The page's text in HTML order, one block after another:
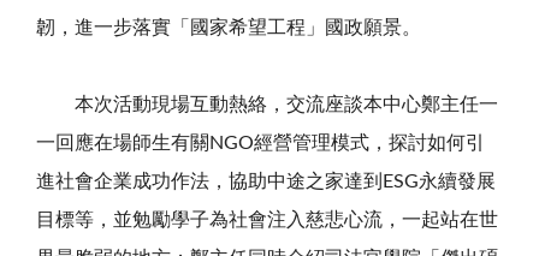
韌，進一步落實「國家希望工程」國政願景。
本次活動現場互動熱絡，交流座談本中心鄭主任一
一回應在場師生有關 NGO經營管理模式，探討如何引
進社會企業成功作法，協助中途之家達到 ESG永續發展
目標等，並勉勵學子為社會注入慈悲心流，一起站在世